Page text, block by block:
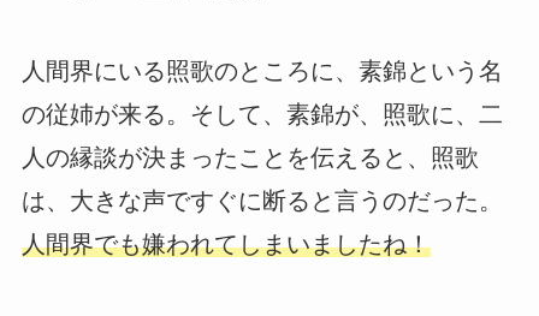
人間界にいる照歌のところに、素錦という名
の従姉が来る。そして、素錦が、照歌に、二
人の縁談が決まったことを伝えると、照歌
は、大きな声ですぐに断ると言うのだった。
人間界でも嫌われてしまいましたね！